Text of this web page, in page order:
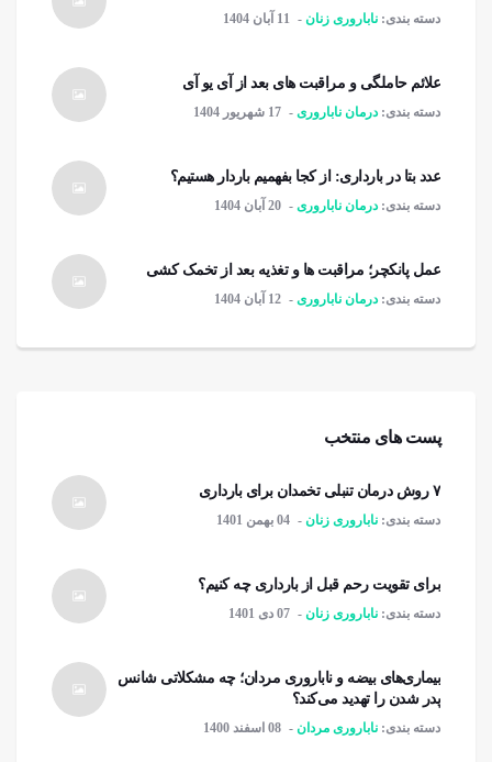
دسته بندی: ناباروری زنان 11 آبان 1404
علائم حاملگی و مراقبت های بعد از آی یو آی
دسته بندی: درمان ناباروری 17 شهریور 1404
عدد بتا در بارداری: از کجا بفهمیم باردار هستیم؟
دسته بندی: درمان ناباروری 20 آبان 1404
عمل پانکچر؛ مراقبت ها و تغذیه بعد از تخمک کشی
دسته بندی: درمان ناباروری 12 آبان 1404
پست های منتخب
۷ روش درمان تنبلی تخمدان برای بارداری
دسته بندی: ناباروری زنان 04 بهمن 1401
برای تقویت رحم قبل از بارداری چه کنیم؟
دسته بندی: ناباروری زنان 07 دی 1401
بیماری‌های بیضه و ناباروری مردان؛ چه مشکلاتی شانس
پدر شدن را تهدید می‌کند؟
دسته بندی: ناباروری مردان 08 اسفند 1400